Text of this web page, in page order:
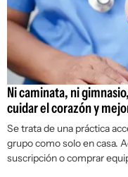
Ni caminata, ni
cuidar el corazón y
Se trata de una práctica
grupo como solo en casa.
suscripción o comprar